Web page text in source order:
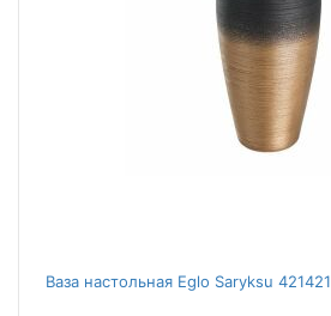
Ваза настольная Eglo Saryksu 421421